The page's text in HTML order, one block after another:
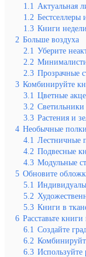
1.1 Актуальная
1.2 Бестселлеры
1.3 Книги недели
2 Больше воздуха
2.1 Уберите
2.2
2.3 Прозрачные
3 Комбинируйте
3.1 Цветные
3.2
3.3 Растения и
4 Необычные
4.1 Лестничные
4.2 Подвесные
4.3 Модульные
5 Обновите
5.1
5.2
5.3 Книги в
6 Расставьте
6.1 Создайте
6.2
6.3 Используйте